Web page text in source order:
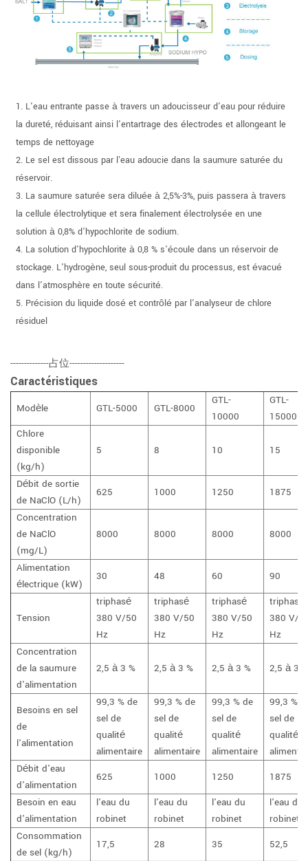
1. L'eau entrante passe à travers un adoucisseur d'eau pour réduire
la dureté, réduisant ainsi l'entartrage des électrodes et allongeant le
temps de nettoyage
2. Le sel est dissous par l’eau adoucie dans la saumure saturée du
réservoir.
3. La saumure saturée sera diluée à 2,5%-3%, puis passera à travers
la cellule électrolytique et sera finalement électrolysée en une
solution à 0,8% d'hypochlorite de sodium.
4. La solution d'hypochlorite à 0,8 % s'écoule dans un réservoir de
stockage. L'hydrogène, seul sous-produit du processus, est évacué
dans l'atmosphère en toute sécurité.
5. Précision du liquide dosé et contrôlé par l'analyseur de chlore
résiduel
--------------占位--------------------
Caractéristiques
Modèle GTL-5000 GTL-8000
GTL-
10000
GTL-
15000
Chlore
disponible
(kg/h)
5 8 10 15
Débit de sortie
de NaClO (L/h)
625 1000 1250
1875
Concentration
de NaClO
(mg/L)
8000 8000 8000 8000
Alimentation
électrique (kW)
30 48 60 90
Tension
triphasé
380 V/50
Hz
triphasé
380 V/50
Hz
triphasé
380 V/50
Hz
triphasé
380 V/
Hz
Concentration
de la saumure
d'alimentation
2,5 à 3 % 2,5 à 3 % 2,5 à 3 % 2,5 à 3 %
Besoins en sel
de
l'alimentation
99,3 % de
sel de
qualité
alimentaire
99,3 % de
sel de
qualité
alimentaire
99,3 % de
sel de
qualité
alimentaire
99,3 %
sel de
qualité
Débit d'eau
d'alimentation
625 1000 1250
1875
Besoin en eau
d'alimentation
l'eau du
robinet
l'eau du
robinet
l'eau du
robinet
l'eau du
robinet
Consommation
de sel (kg/h)
17,5 28 35
52,5